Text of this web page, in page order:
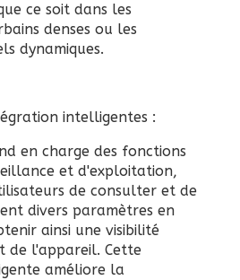
ce soit dans les
denses ou les
dynamiques.
intelligentes :
en charge des fonctions
et d'exploitation,
de consulter et de
divers paramètres en
ainsi une visibilité
de l'appareil. Cette
améliore la